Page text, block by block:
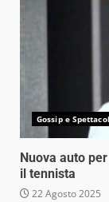
Gossip e
Nuova auto
il tennista
22 Agosto 2025